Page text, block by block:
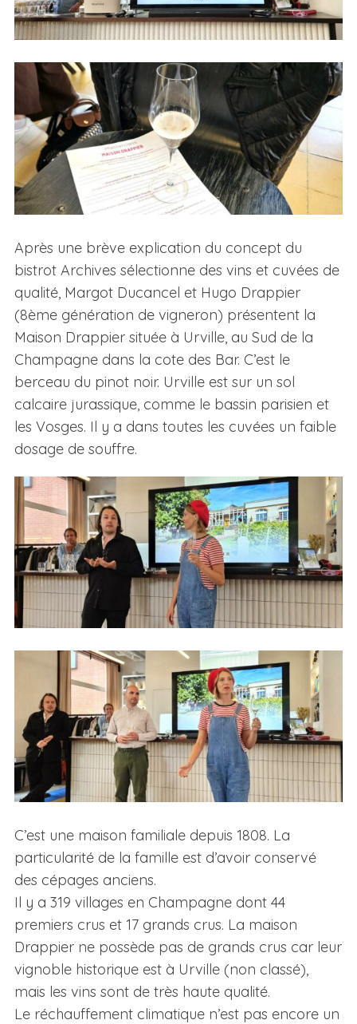
Après une brève explication du concept du
bistrot Archives sélectionne des vins et cuvées de
qualité, Margot Ducancel et Hugo Drappier
(8ème génération de vigneron) présentent la
Maison Drappier située à Urville, au Sud de la
Champagne dans la cote des Bar. C’est le
berceau du pinot noir. Urville est sur un sol
calcaire jurassique, comme le bassin parisien et
les Vosges. Il y a dans toutes les cuvées un faible
dosage de souffre.
C’est une maison familiale depuis 1808. La
particularité de la famille est d’avoir conservé
des cépages anciens.
Il y a 319 villages en Champagne dont 44
premiers crus et 17 grands crus. La maison
Drappier ne possède pas de grands crus car leur
vignoble historique est à Urville (non classé),
mais les vins sont de très haute qualité.
Le réchauffement climatique n’est pas encore un